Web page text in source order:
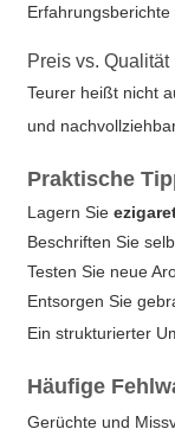
Preis vs. Qualität
Teurer heißt nicht
und
Praktische
Lagern Sie
Beschriften Sie
Testen Sie neue
Entsorgen Sie
Ein strukturierter
Häufige
Gerüchte und